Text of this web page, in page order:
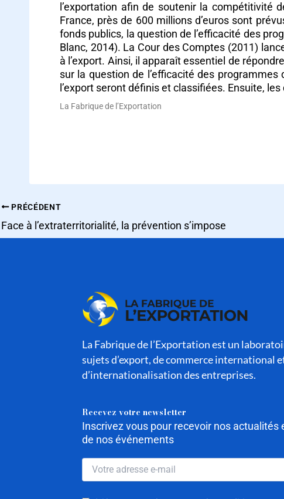
l’exportation afin de soutenir la compétitivité
France, près de 600 millions d’euros sont
fonds publics, la question de l’efficacité des
Blanc, 2014). La Cour des Comptes (2011)
à l’export. Ainsi, il apparaît essentiel de
sur la question de l’efficacité des
l’export seront définis et classifiées. Ensuite,
La Fabrique de l’Exportation
PRÉCÉDENT
Face à l’extraterritorialité, la prévention s’impose
La Fabrique de l’Exportation est un
sujets d’export, de commerce international
d’internationalisation des entreprises.
Recevez votre newsletter
Inscrivez vous pour recevoir nos actualités
de nos événements